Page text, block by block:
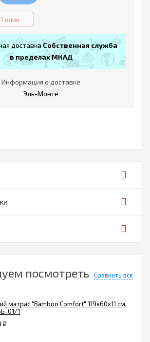
клик
доставкаСобственная служба
в пределах МКАД
Информация о доставке
Эль-Монте
посмотреть Сравнить все
матрас "Bamboo Comfort" 119х60х11 см,
01/1
₽